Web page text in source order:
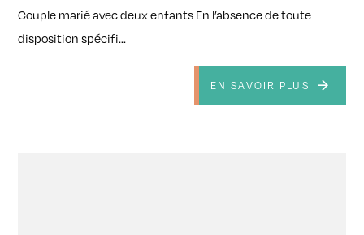
Couple marié avec deux enfants En l’absence de toute
disposition spécifi...
EN SAVOIR PLUS